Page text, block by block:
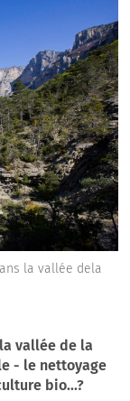
la vallée dela
vallée de la
- le nettoyage
bio...?